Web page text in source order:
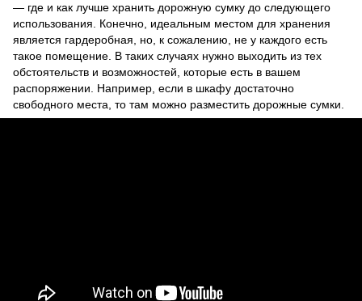
― где и как лучше хранить дорожную сумку до следующего
использования. Конечно, идеальным местом для хранения
является гардеробная, но, к сожалению, не у каждого есть
такое помещение. В таких случаях нужно выходить из тех
обстоятельств и возможностей, которые есть в вашем
распоряжении. Например, если в шкафу достаточно
свободного места, то там можно разместить дорожные сумки.